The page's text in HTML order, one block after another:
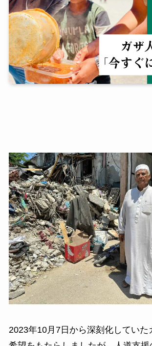
2023年10月7日から深刻化していた